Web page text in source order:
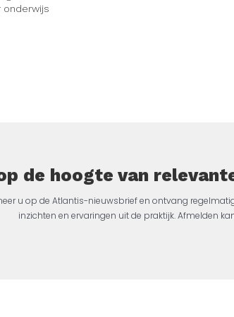
onderwijs
de hoogte van
u op de Atlantis-nieuwsbrief en ontvang
inzichten en ervaringen uit de praktijk. Afmelden